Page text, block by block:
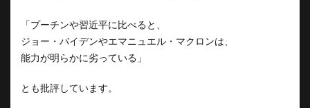
「プーチンや習近平に比べると、
ジョー・バイデンやエマニュエル・マクロンは、
能力が明らかに劣っている」
とも批評しています。